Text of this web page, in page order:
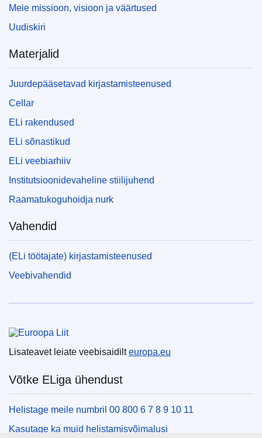
Meie missioon, visioon ja väärtused
Uudiskiri
Materjalid
Juurdepääsetavad kirjastamisteenused
Cellar
ELi rakendused
ELi sõnastikud
ELi veebiarhiiv
Institutsioonidevaheline stiilijuhend
Raamatukoguhoidja nurk
Vahendid
(ELi töötajate) kirjastamisteenused
Veebivahendid
Lisateavet leiate veebisaidilteuropa.eu
Võtke ELiga ühendust
Helistage meile numbril 00 800 6 7 8 9 10 11
Kasutage ka muid helistamisvõimalusi